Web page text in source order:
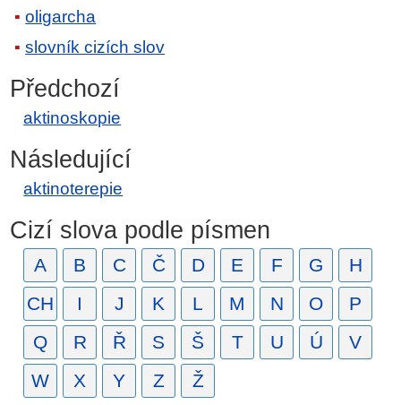
oligarcha
slovník cizích slov
Předchozí
aktinoskopie
Následující
aktinoterepie
Cizí slova podle písmen
A B C Č D E F G
H
CH
I J K L M N O
P
Q
R Ř S Š T U Ú
V
W
X Y Z Ž